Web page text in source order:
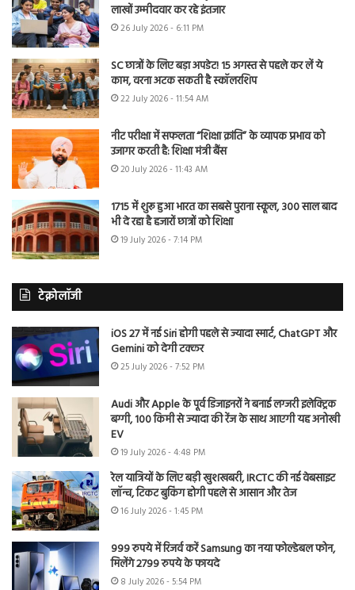
लाखों उम्मीदवार कर रहे इंतजार
26 July 2026 - 6:11 PM
SC छात्रों के लिए बड़ा अपडेट! 15 अगस्त से पहले कर लें ये
काम, वरना अटक सकती है स्कॉलरशिप
22 July 2026 - 11:54 AM
नीट परीक्षा में सफलता “शिक्षा क्रांति” के व्यापक प्रभाव को
उजागर करती है: शिक्षा मंत्री बैंस
20 July 2026 - 11:43 AM
1715 में शुरू हुआ भारत का सबसे पुराना स्कूल, 300 साल बाद
भी दे रहा है हजारों छात्रों को शिक्षा
19 July 2026 - 7:14 PM
टेक्नोलॉजी
iOS 27 में नई Siri होगी पहले से ज्यादा स्मार्ट, ChatGPT और
Gemini को देगी टक्कर
25 July 2026 - 7:52 PM
Audi और Apple के पूर्व डिजाइनरों ने बनाई लग्जरी इलेक्ट्रिक
बग्गी, 100 किमी से ज्यादा की रेंज के साथ आएगी यह अनोखी
EV
19 July 2026 - 4:48 PM
रेल यात्रियों के लिए बड़ी खुशखबरी, IRCTC की नई वेबसाइट
लॉन्च, टिकट बुकिंग होगी पहले से आसान और तेज
16 July 2026 - 1:45 PM
999 रुपये में रिजर्व करें Samsung का नया फोल्डेबल फोन,
मिलेंगे 2799 रुपये के फायदे
8 July 2026 - 5:54 PM